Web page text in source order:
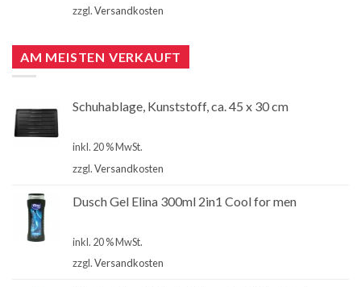
zzgl.Versandkosten
AM MEISTEN VERKAUFT
Schuhablage, Kunststoff, ca. 45 x 30 cm
inkl. 20 % MwSt.
zzgl.Versandkosten
Dusch Gel Elina 300ml 2in1 Cool for men
inkl. 20 % MwSt.
zzgl.Versandkosten